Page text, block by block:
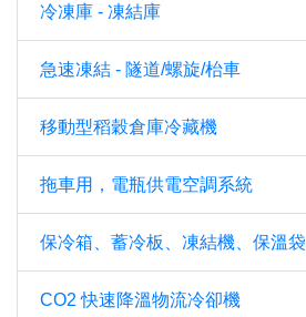
冷凍庫 - 凍結庫
急速凍結 - 隧道/螺旋/枱車
移動型稻穀倉庫冷藏機
拖車用，電瓶供電空調系統
保冷箱、蓄冷板、凍結機、保溫袋
CO2 快速降溫物流冷卻機